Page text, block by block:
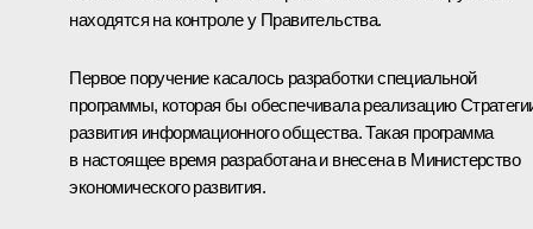
находятся на контроле у Правительства.
Первое поручение касалось разработки специальной
программы, которая бы обеспечивала реализацию
развития информационного общества. Такая программа
в настоящее время разработана и внесена в Министерство
экономического развития.